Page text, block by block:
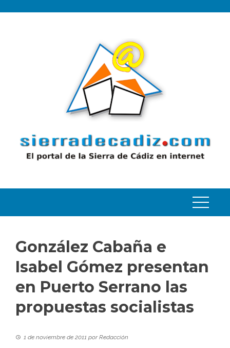
González Cabaña e
Isabel Gómez presentan
en Puerto Serrano las
propuestas socialistas
1 de noviembre de 2011 porRedacción